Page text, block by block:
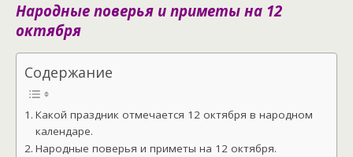
Народные поверья и приметы на 12
октября
Содержание
Какой праздник отмечается 12 октября в народном
календаре.
Народные поверья и приметы на 12 октября.